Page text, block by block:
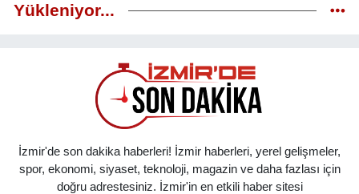
Yükleniyor...
İzmir'de son dakika haberleri! İzmir haberleri, yerel gelişmeler,
spor, ekonomi, siyaset, teknoloji, magazin ve daha fazlası için
doğru adrestesiniz. İzmir'in en etkili haber sitesi